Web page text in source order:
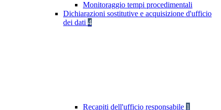
Monitoraggio tempi procedimentali
Dichiarazioni sostitutive e acquisizione d'ufficio
dei dati 4
Recapiti dell'ufficio responsabile 1